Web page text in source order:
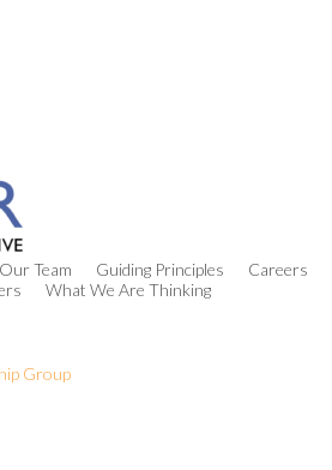
Our Team Guiding Principles
Careers
What We Are Thinking
Group